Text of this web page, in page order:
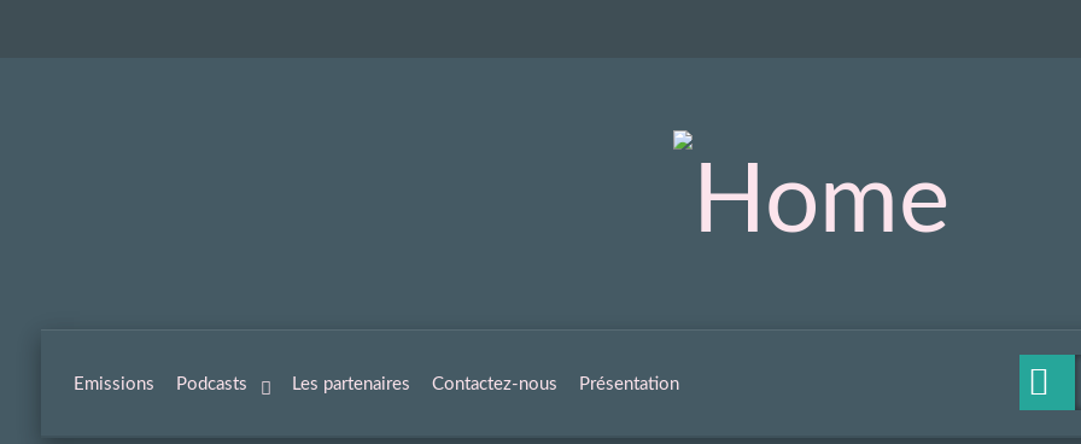
Emissions Podcasts Les partenaires Contactez-nous Présentation